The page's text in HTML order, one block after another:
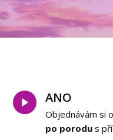
ANO
Objednávám si
po porodu s